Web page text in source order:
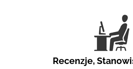
Recenzje,